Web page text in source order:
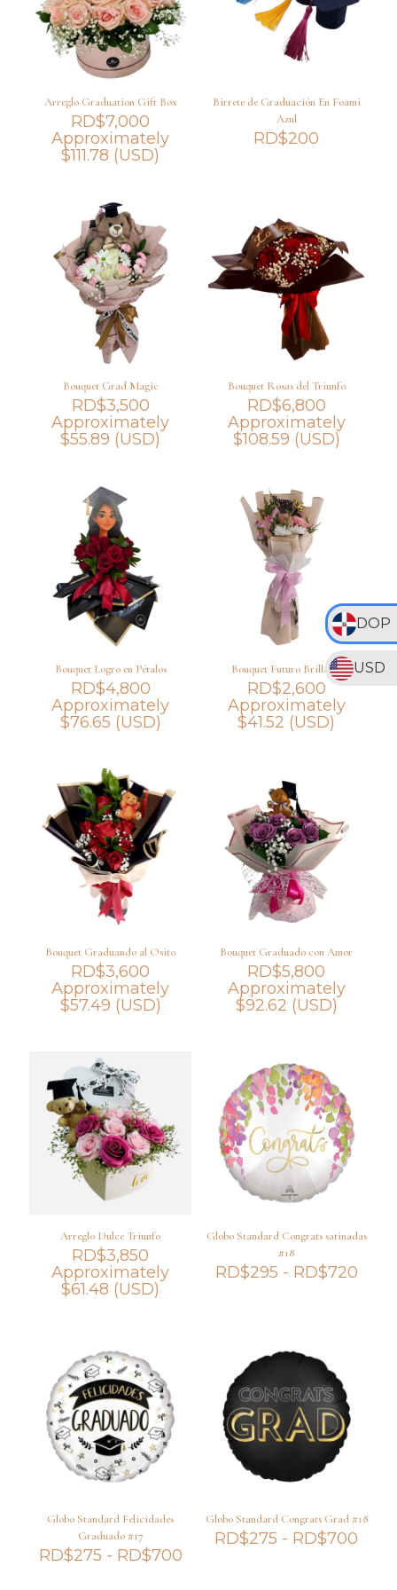
DOP
USD
Arreglo Graduation Gift Box
RD$7,000
Approximately
$111.78 (USD)
Birrete de Graduación En Foami
Azul
RD$200
Bouquet Grad Magic
RD$3,500
Approximately
$55.89 (USD)
Bouquet Rosas del Triunfo
RD$6,800
Approximately
$108.59 (USD)
Bouquet Logro en Pétalos
RD$4,800
Approximately
$76.65 (USD)
Bouquet Futuro Brillante
RD$2,600
Approximately
$41.52 (USD)
Bouquet Graduando al Osito
RD$3,600
Approximately
$57.49 (USD)
Bouquet Graduado con Amor
RD$5,800
Approximately
$92.62 (USD)
Arreglo Dulce Triunfo
RD$3,850
Approximately
$61.48 (USD)
Globo Standard Congrats satinadas
#18
RD$295 - RD$720
Globo Standard Felicidades
Graduado #17
RD$275 - RD$700Rango
Globo Standard Congrats Grad #18
RD$275 - RD$700